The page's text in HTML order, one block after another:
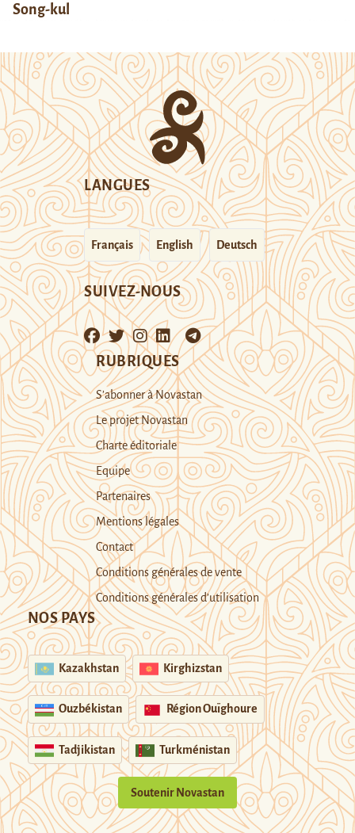
Song-kul
LANGUES
Français English Deutsch
SUIVEZ-NOUS
RUBRIQUES
S’abonner à Novastan
Le projet Novastan
Charte éditoriale
Equipe
Partenaires
Mentions légales
Contact
Conditions générales de vente
Conditions générales d’utilisation
NOS PAYS
Kazakhstan Kirghizstan
Ouzbékistan Région Ouïghoure
Tadjikistan Turkménistan
Soutenir Novastan